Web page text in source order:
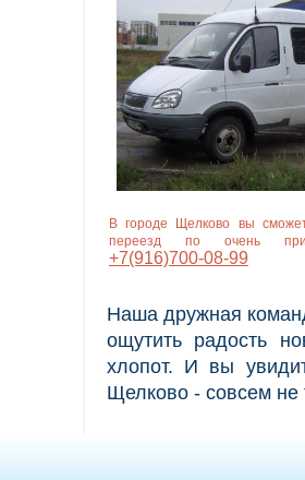
В городе Щелково вы
переезд по очень
+7(916)700-08-99
Наша дружная
ощутить радость
хлопот. И вы
Щелково - совсем не